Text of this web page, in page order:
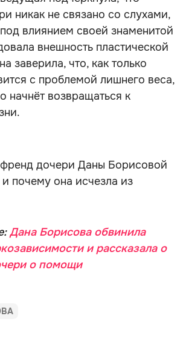
никак не связано со слухами,
влиянием своей знаменитой
внешность пластической
заверила, что, как только
с проблемой лишнего веса,
начнёт возвращаться к
дочери Даны Борисовой
и почему она исчезла из
Дана Борисова обвинила
и рассказала о
о помощи